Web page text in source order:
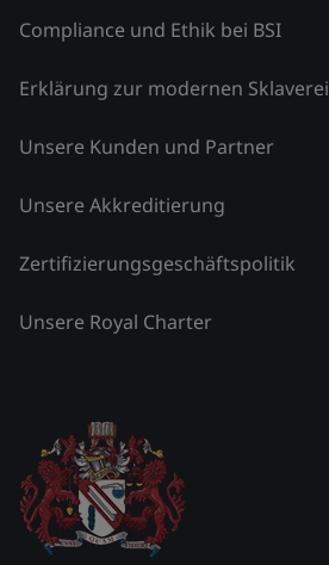
Compliance und Ethik bei BSI
Erklärung zur modernen Sklaverei
Unsere Kunden und Partner
Unsere Akkreditierung
Zertifizierungsgeschäftspolitik
Unsere Royal Charter